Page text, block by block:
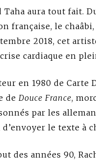
Taha aura tout fait.
française, le
2018, cet
cardiaque en
en 1980 de Carte
de Douce France,
par les
d’envoyer le texte à
des années 90,